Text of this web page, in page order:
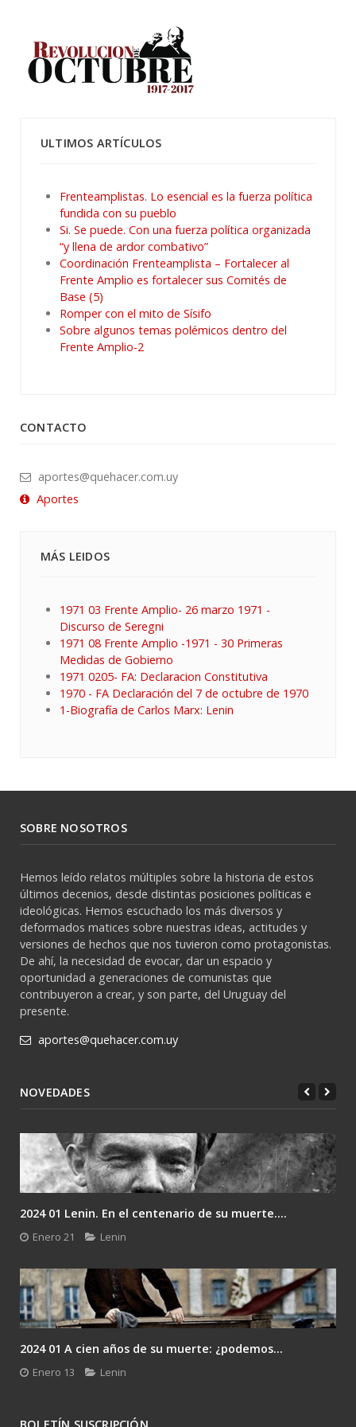
ULTIMOS ARTÍCULOS
Frenteamplistas. Lo esencial es la fuerza política
fundida con su pueblo
Si. Se puede. Con una fuerza política organizada
“y llena de ardor combativo”
Coordinación Frenteamplista – Fortalecer al
Frente Amplio es fortalecer sus Comités de
Base (5)
Romper con el mito de Sísifo
Sobre algunos temas polémicos dentro del
Frente Amplio-2
CONTACTO
aportes@quehacer.com.uy
Aportes
MÁS LEIDOS
1971 03 Frente Amplio- 26 marzo 1971 -
Discurso de Seregni
1971 08 Frente Amplio -1971 - 30 Primeras
Medidas de Gobierno
1971 0205- FA: Declaracion Constitutiva
1970 - FA Declaración del 7 de octubre de 1970
1-Biografía de Carlos Marx: Lenin
SOBRE NOSOTROS
Hemos leído relatos múltiples sobre la historia de estos
últimos decenios, desde distintas posiciones políticas e
ideológicas. Hemos escuchado los más diversos y
deformados matices sobre nuestras ideas, actitudes y
versiones de hechos que nos tuvieron como protagonistas.
De ahí, la necesidad de evocar, dar un espacio y
oportunidad a generaciones de comunistas que
contribuyeron a crear, y son parte, del Uruguay del
presente.
aportes@quehacer.com.uy
NOVEDADES
2024 01 Lenin. En el centenario de su muerte....
Enero 21 Lenin
2024 01 A cien años de su muerte: ¿podemos...
Enero 13 Lenin